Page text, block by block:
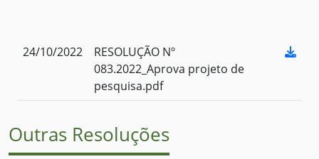
24/10/2022
RESOLUÇÃO Nº
083.2022_Aprova projeto de
pesquisa.pdf
Outras Resoluções